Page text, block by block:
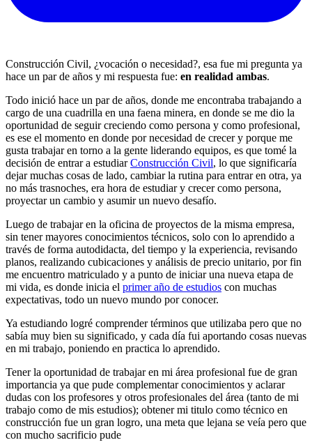
Construcción Civil, ¿vocación o necesidad?, esa fue mi pregunta ya
hace un par de años y mi respuesta fue: en realidad ambas.
Todo inició hace un par de años, donde me encontraba trabajando a
cargo de una cuadrilla en una faena minera, en donde se me dio la
oportunidad de seguir creciendo como persona y como profesional,
es ese el momento en donde por necesidad de crecer y porque me
gusta trabajar en torno a la gente liderando equipos, es que tomé la
decisión de entrar a estudiarConstrucción Civil, lo que significaría
dejar muchas cosas de lado, cambiar la rutina para entrar en otra, ya
no más trasnoches, era hora de estudiar y crecer como persona,
proyectar un cambio y asumir un nuevo desafío.
Luego de trabajar en la oficina de proyectos de la misma empresa,
sin tener mayores conocimientos técnicos, solo con lo aprendido a
través de forma autodidacta, del tiempo y la experiencia, revisando
planos, realizando cubicaciones y análisis de precio unitario, por fin
me encuentro matriculado y a punto de iniciar una nueva etapa de
mi vida, es donde inicia el primer año de estudios con muchas
expectativas, todo un nuevo mundo por conocer.
Ya estudiando logré comprender términos que utilizaba pero que no
sabía muy bien su significado, y cada día fui aportando cosas nuevas
en mi trabajo, poniendo en practica lo aprendido.
Tener la oportunidad de trabajar en mi área profesional fue de gran
importancia ya que pude complementar conocimientos y aclarar
dudas con los profesores y otros profesionales del área (tanto de mi
trabajo como de mis estudios); obtener mi titulo como técnico en
construcción fue un gran logro, una meta que lejana se veía pero que
con mucho sacrificio pude